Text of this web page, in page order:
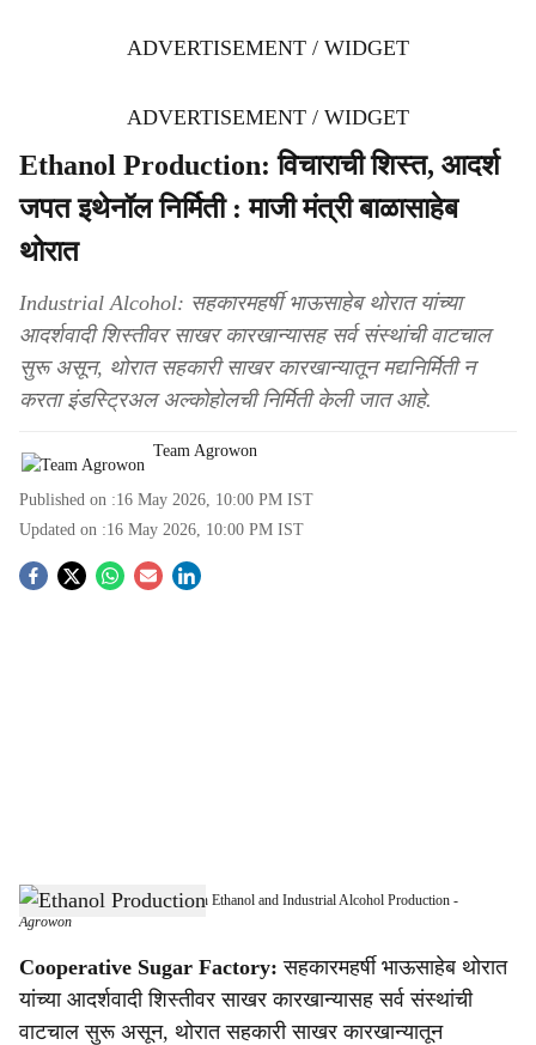
ADVERTISEMENT / WIDGET
ADVERTISEMENT / WIDGET
Ethanol Production: विचाराची शिस्त, आदर्श
जपत इथेनॉल निर्मिती : माजी मंत्री बाळासाहेब
थोरात
Industrial Alcohol: सहकारमहर्षी भाऊसाहेब थोरात यांच्या
आदर्शवादी शिस्तीवर साखर कारखान्यासह सर्व संस्थांची वाटचाल
सुरू असून, थोरात सहकारी साखर कारखान्यातून मद्यनिर्मिती न
करता इंडस्ट्रिअल अल्कोहोलची निर्मिती केली जात आहे.
Team Agrowon
Published on :16 May 2026, 10:00 PM IST
Updated on :16 May 2026, 10:00 PM IST
S
h
a
r
Thorat Sugar Factory Focuses on Ethanol and Industrial Alcohol Production -
Agrowon
Cooperative Sugar Factory: सहकारमहर्षी भाऊसाहेब थोरात
यांच्या आदर्शवादी शिस्तीवर साखर कारखान्यासह सर्व संस्थांची
वाटचाल सुरू असून, थोरात सहकारी साखर कारखान्यातून